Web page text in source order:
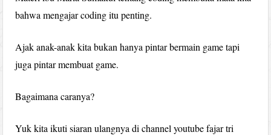
bahwa mengajar coding itu penting.
Ajak anak-anak kita bukan hanya pintar bermain game tapi
juga pintar membuat game.
Bagaimana caranya?
Yuk kita ikuti siaran ulangnya di channel youtube fajar tri